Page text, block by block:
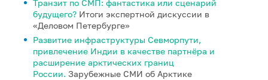
Транзит по СМП: фантастика или сценарий
будущего? Итоги экспертной дискуссии в
«Деловом Петербурге»
Развитие инфраструктуры Севморпути,
привлечение Индии в качестве партнёра и
расширение арктических границ
России. Зарубежные СМИ об Арктике